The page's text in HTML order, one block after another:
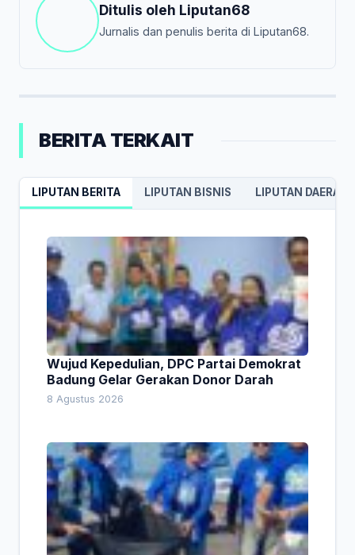
Ditulis oleh Liputan68
Jurnalis dan penulis berita di Liputan68.
BERITA TERKAIT
LIPUTAN BERITA LIPUTAN BISNIS LIPUTAN DAERAH
Wujud Kepedulian, DPC Partai Demokrat
Badung Gelar Gerakan Donor Darah
8 Agustus 2026